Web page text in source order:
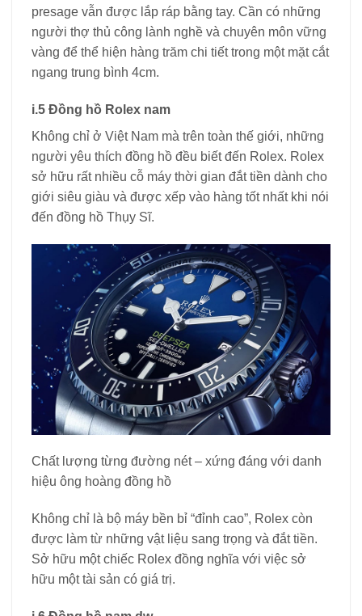
presage vẫn được lắp ráp bằng tay. Cần có những
người thợ thủ công lành nghề và chuyên môn vững
vàng để thể hiện hàng trăm chi tiết trong một mặt cắt
ngang trung bình 4cm.
i.5 Đồng hồ Rolex nam
Không chỉ ở Việt Nam mà trên toàn thế giới, những
người yêu thích đồng hồ đều biết đến Rolex. Rolex
sở hữu rất nhiều cỗ máy thời gian đắt tiền dành cho
giới siêu giàu và được xếp vào hàng tốt nhất khi nói
đến đồng hồ Thụy Sĩ.
Chất lượng từng đường nét – xứng đáng với danh
hiệu ông hoàng đồng hồ
Không chỉ là bộ máy bền bỉ “đỉnh cao”, Rolex còn
được làm từ những vật liệu sang trọng và đắt tiền.
Sở hữu một chiếc Rolex đồng nghĩa với việc sở
hữu một tài sản có giá trị.